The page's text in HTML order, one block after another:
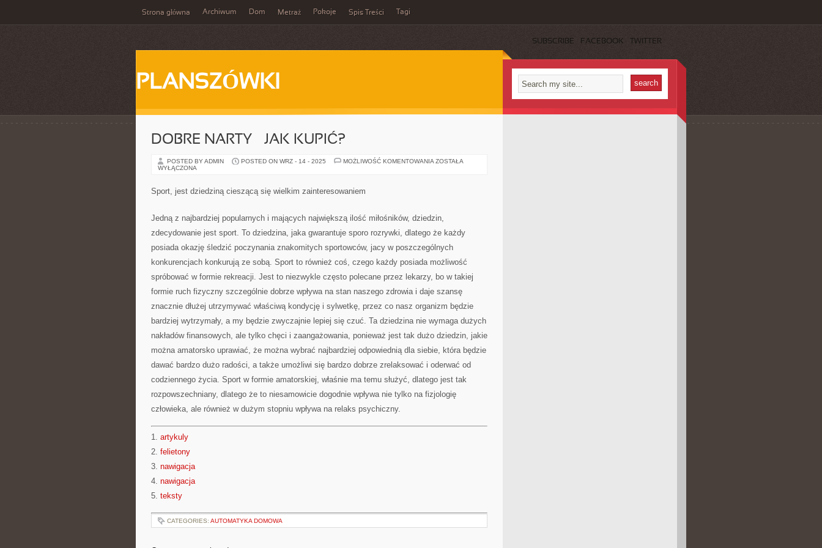
Strona główna Archiwum Dom Metraż Pokoje Spis Treści Tagi
SUBSCRIBE FACEBOOK TWITTER
PLANSZÓWKI
DOBRE NARTY – JAK KUPIĆ?
POSTED BY ADMIN POSTED ON WRZ - 14 - 2025 MOŻLIWOŚĆ KOMENTOWANIA DOBRE
ZOSTAŁA
WYŁĄCZONA
Sport, jest dziedziną cieszącą się wielkim zainteresowaniem
Jedną z najbardziej popularnych i mających największą ilość miłośników, dziedzin,
zdecydowanie jest sport. To dziedzina, jaka gwarantuje sporo rozrywki, dlatego że każdy
posiada okazję śledzić poczynania znakomitych sportowców, jacy w poszczególnych
konkurencjach konkurują ze sobą. Sport to również coś, czego każdy posiada możliwość
spróbować w formie rekreacji. Jest to niezwykle często polecane przez lekarzy, bo w takiej
formie ruch fizyczny szczególnie dobrze wpływa na stan naszego zdrowia i daje szansę
znacznie dłużej utrzymywać właściwą kondycję i sylwetkę, przez co nasz organizm będzie
bardziej wytrzymały, a my będzie zwyczajnie lepiej się czuć. Ta dziedzina nie wymaga dużych
nakładów finansowych, ale tylko chęci i zaangażowania, ponieważ jest tak dużo dziedzin, jakie
można amatorsko uprawiać, że można wybrać najbardziej odpowiednią dla siebie, która będzie
dawać bardzo dużo radości, a także umożliwi się bardzo dobrze zrelaksować i oderwać od
codziennego życia. Sport w formie amatorskiej, właśnie ma temu służyć, dlatego jest tak
rozpowszechniany, dlatego że to niesamowicie dogodnie wpływa nie tylko na fizjologię
człowieka, ale również w dużym stopniu wpływa na relaks psychiczny.
1. artykuly
2. felietony
3. nawigacja
4. nawigacja
5. teksty
CATEGORIES: AUTOMATYKA DOMOWA